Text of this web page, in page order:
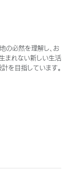
の必然を理解し、お
まれない新しい生活
を目指しています。